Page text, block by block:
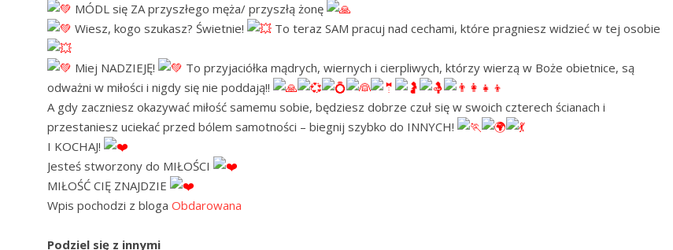
MÓDL się ZA przyszłego męża/ przyszłą żonę
Wiesz, kogo szukasz? Świetnie!
To teraz SAM pracuj nad cechami, które pragniesz widzieć w tej osobie
Miej NADZIEJĘ!
To przyjaciółka mądrych, wiernych i cierpliwych, którzy wierzą w Boże obietnice, są
odważni w miłości i nigdy się nie poddają!!
A gdy zaczniesz okazywać miłość samemu sobie, będziesz dobrze czuł się w swoich czterech ścianach i
przestaniesz uciekać przed bólem samotności – biegnij szybko do INNYCH!
I KOCHAJ!
Jesteś stworzony do MIŁOŚCI
MIŁOŚĆ CIĘ ZNAJDZIE
Wpis pochodzi z bloga Obdarowana
Podziel się z innymi